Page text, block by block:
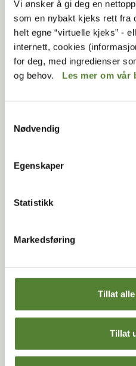
Vi ønsker å gi deg en
som en nybakt kjeks rett fra
helt egne “virtuelle kjeks” -
internett, cookies
for deg, med ingredienser
og behov. Les mer om vår
Nødvendig
Egenskaper
Statistikk
Markedsføring
Tillat
Tillat
Jerver parer på våren/
unger i februar/mars året
Det som er spesielt er at
starter å utvikle seg i
gå opptil 6 måneder før
tilgangen på mat er god i
åtte-ti uker. I slutten av mai
mye som moren.